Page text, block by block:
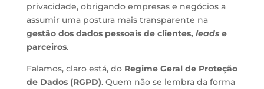
privacidade, obrigando empresas e negócios a
assumir uma postura mais transparente na
gestão dos dados pessoais de clientes, leadse
parceiros.
Falamos, claro está, do Regime Geral de Proteção
de Dados (RGPD). Quem não se lembra da forma